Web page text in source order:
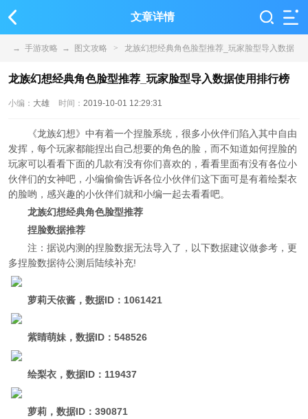
文章详情
→ 手游攻略 → 图文攻略 > 龙族幻想经典角色脸型推荐_玩家脸型导入数据
使用排行榜
龙族幻想经典角色脸型推荐_玩家脸型导入数据使用排行榜
小编： 大雄 时间： 2019-10-01 12:29:31
《龙族幻想》中有着一个捏脸系统，很多小伙伴们陷入其中自由
发挥，每个玩家都能捏出自己想要的角色的脸，而不知道如何捏脸的
玩家可以看看下面的几款有没有你们喜欢的，看看里面有没有各位小
伙伴们的女神吧，小编偷偷告诉各位小伙伴们这下面可是有着绘梨衣
的脸哟，感兴趣的小伙伴们就和小编一起去看看吧。
龙族幻想经典角色脸型推荐
捏脸数据推荐
注：据说内测的捏脸数据无法导入了，以下数据建议做参考，更
多捏脸数据待公测后陆续补充!
萝莉天依酱，数据ID：1061421
紫睛萌妹，数据ID：548526
绘梨衣，数据ID：119437
萝莉，数据ID：390871